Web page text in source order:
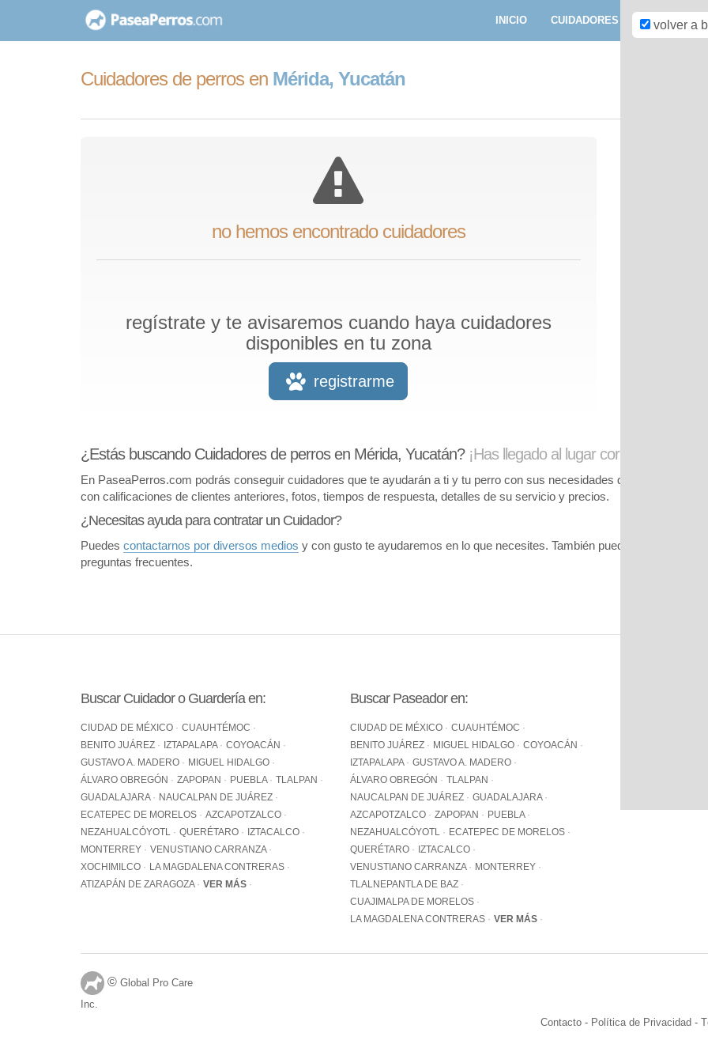
contenido
INICIO CUIDADORES
Cuidadores de perros en Mérida, Yucatán
no hemos encontrado cuidadores
regístrate y te avisaremos cuando haya cuidadores
disponibles en tu zona
registrarme
volver a
¿Estás buscando Cuidadores de perros en Mérida, Yucatán? ¡Has llegado al lugar correcto!
En PaseaPerros.com podrás conseguir cuidadores que te ayudarán a ti y tu perro con sus necesidades de cuidado.
con calificaciones de clientes anteriores, fotos, tiempos de respuesta, detalles de su servicio y precios.
¿Necesitas ayuda para contratar un Cuidador?
Puedes contactarnos por diversos medios y con gusto te ayudaremos en lo que necesites. También puedes visitar
preguntas frecuentes.
Buscar Cuidador o Guardería en:
CIUDAD DE MÉXICO
CUAUHTÉMOC
BENITO JUÁREZ
IZTAPALAPA
COYOACÁN
GUSTAVO A. MADERO
MIGUEL HIDALGO
ÁLVARO OBREGÓN
ZAPOPAN PUEBLA
TLALPAN
GUADALAJARA
NAUCALPAN DE JUÁREZ
ECATEPEC DE MORELOS
AZCAPOTZALCO
NEZAHUALCÓYOTL
QUERÉTARO
IZTACALCO
MONTERREY
VENUSTIANO CARRANZA
XOCHIMILCO
LA MAGDALENA CONTRERAS
ATIZAPÁN DE ZARAGOZA
VER MÁS
Buscar Paseador en:
CIUDAD DE MÉXICO
CUAUHTÉMOC
BENITO JUÁREZ
MIGUEL HIDALGO
COYOACÁN
IZTAPALAPA
GUSTAVO A. MADERO
ÁLVARO OBREGÓN
TLALPAN
NAUCALPAN DE JUÁREZ
GUADALAJARA
AZCAPOTZALCO
ZAPOPAN
PUEBLA
NEZAHUALCÓYOTL
ECATEPEC DE MORELOS
QUERÉTARO
IZTACALCO
VENUSTIANO CARRANZA
MONTERREY
TLALNEPANTLA DE BAZ
CUAJIMALPA DE MORELOS
LA MAGDALENA CONTRERAS
VER MÁS
Contacto - Política de Privacidad -
© Global Pro Care
Inc.